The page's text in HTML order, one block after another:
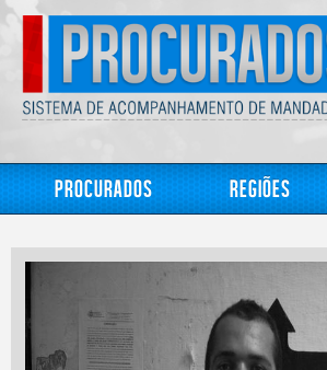
Procurados Regiões